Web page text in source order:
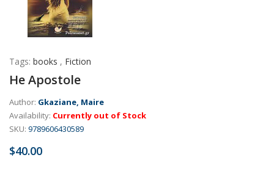
Tags: books , Fiction
He Apostole
Author: Gkaziane, Maire
Availability: Currently out of Stock
SKU: 9789606430589
$40.00